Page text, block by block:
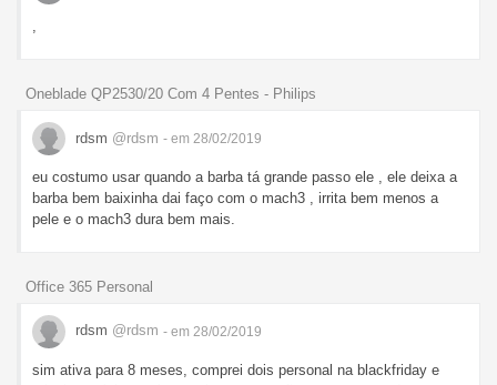
,
Oneblade QP2530/20 Com 4 Pentes - Philips
rdsm @rdsm - em 28/02/2019
eu costumo usar quando a barba tá grande passo ele , ele deixa a
barba bem baixinha dai faço com o mach3 , irrita bem menos a
pele e o mach3 dura bem mais.
Office 365 Personal
rdsm @rdsm - em 28/02/2019
sim ativa para 8 meses, comprei dois personal na blackfriday e